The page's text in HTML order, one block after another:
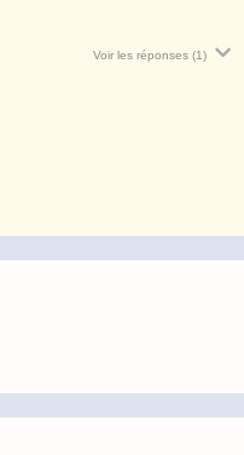
Voir les réponses (1)